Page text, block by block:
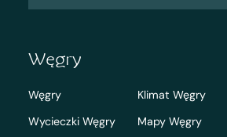
Węgry
Węgry
Wycieczki Węgry
Klimat Węgry
Mapy Węgry